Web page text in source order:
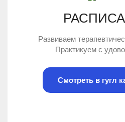
Развиваем
Практикуем с
Смотреть в гугл